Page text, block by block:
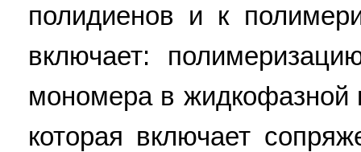
полидиенов и к
включает:
мономера в жидкофазной
которая включает